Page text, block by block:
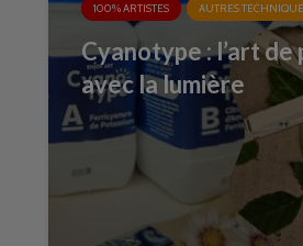
100% ARTISTES AUTRES
Cyanotype : l’art de
avec la lumière